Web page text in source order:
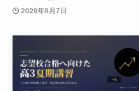
2026年8月7日